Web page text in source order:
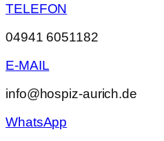
TELEFON
04941 6051182
E-MAIL
info@hospiz-aurich.de
WhatsApp